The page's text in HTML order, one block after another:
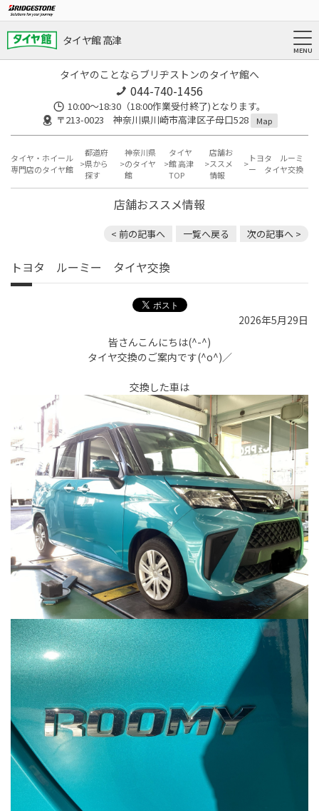
タイヤ館 高津
タイヤのことならブリヂストンのタイヤ館へ
044-740-1456
10:00～18:30（18:00作業受付終了)となります。
〒213-0023 神奈川県川崎市高津区子母口528
Map
タイヤ・ホイール
専門店のタイヤ館
都道府
県から
探す
神奈川県
のタイヤ
館
タイヤ
館 高津
TOP
店舗お
ススメ
情報
トヨタ ルーミ
ー タイヤ交換
店舗おススメ情報
< 前の記事へ 一覧へ戻る 次の記事へ >
トヨタ ルーミー タイヤ交換
2026年5月29日
皆さんこんにちは(^-^)
タイヤ交換のご案内です(^o^)／
交換した車は